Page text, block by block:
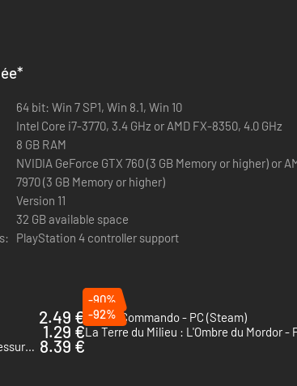
*
64 bit: Win 7 SP1, Win 8.1, Win 10
Intel Core i7-3770, 3.4 GHz or AMD FX-8350, 4.0 GHz
8 GB RAM
NVIDIA GeForce GTX 760 (3 GB Memory or higher) or
7970 (3 GB Memory or higher)
Version 11
32 GB available space
PlayStation 4 controller support
2.49 €
-90%
Bionic Commando - PC (Steam)
1.29 €
-92%
Marc Eckos Getting Up: Contents Under Pressure - PC (Steam) 8.39 €